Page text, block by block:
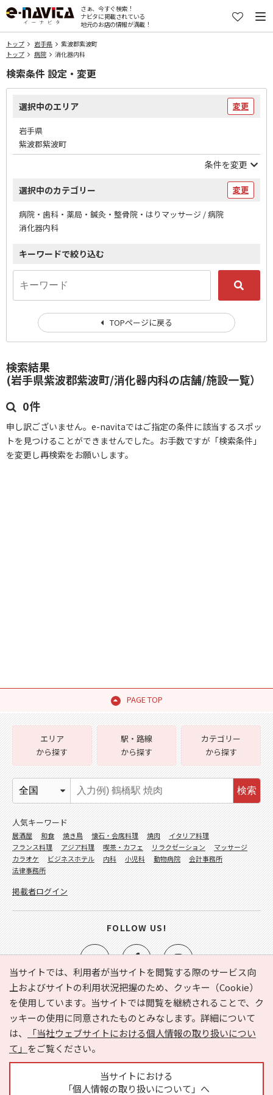
さぁ、今すぐ検索！
ナビタに掲載されている
地元のお店の情報が満載！
トップ 岩手県
紫波郡紫波町
トップ
病院 消化器内科
検索結果
(岩手県紫波郡紫波町/消化器内科の店舗/施設一覧）
0件
申し訳ございません。e-navitaではご指定の条件に該当するスポッ
トを見つけることができませんでした。お手数ですが「検索条件」
を変更し再検索をお願いします。
検索条件 設定・変更
選択中のエリア 変更
岩手県
紫波郡紫波町
条件を変更
選択中のカテゴリー 変更
病院・歯科・薬局・鍼灸・整骨院・はりマッサージ / 病院
消化器内科
キーワードで絞り込む
TOPページに戻る
PAGE TOP
当サイトでは、利用者が当サイトを閲覧する際のサービス向
上およびサイトの利用状況把握のため、クッキー（Cookie）
を使用しています。当サイトでは閲覧を継続されることで、ク
ッキーの使用に同意されたものとみなします。詳細について
は、
「当社ウェブサイトにおける個人情報の取り扱いについ
て」 をご覧ください。
当サイトにおける
「個人情報の取り扱いについて」へ
e-NAVITA（イーナビタ）とは？ お気に入り
ヘルプ
利用規約
個人情報の取り扱いについて
運営会社
サイトマップ
広告掲載に関するお問い合わせ
エリア
から探す
駅・路線
から探す
カテゴリー
から探す
検索
人気キーワード
居酒屋 和食 焼き鳥 懐石・会席料理 焼肉
イタリア料理
フランス料理
アジア料理 喫茶・カフェ リラクゼーション
マッサージ
カラオケ
ビジネスホテル 内科 小児科 動物病院
会計事務所
法律事務所
掲載者ログイン
FOLLOW US!